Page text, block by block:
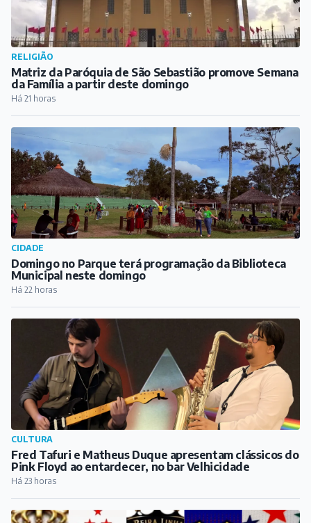
CIDADE
Domingo no Parque terá programação da Biblioteca
Municipal neste domingo
Há 22 horas
CULTURA
Fred Tafuri e Matheus Duque apresentam clássicos do
Pink Floyd ao entardecer, no bar Velhicidade
Há 23 horas
ESPORTE
Conheça as equipes barbacenenses que estão
disputando a Copa Barroso
Há 1 dia